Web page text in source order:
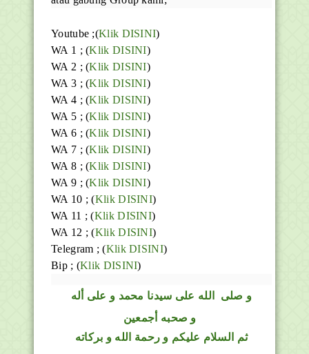
Youtube ;(Klik DISINI)
WA 1 ; (Klik DISINI)
WA 2 ; (Klik DISINI)
WA 3 ; (Klik DISINI)
WA 4 ; (Klik DISINI)
WA 5 ; (Klik DISINI)
WA 6 ; (Klik DISINI)
WA 7 ; (Klik DISINI)
WA 8 ; (Klik DISINI)
WA 9 ; (Klik DISINI)
WA 10 ; (Klik DISINI)
WA 11 ; (Klik DISINI)
WA 12 ; (Klik DISINI)
Telegram ;(Klik DISINI)
Bip ; (Klik DISINI)
و صلى الله على سيدنا محمد و على أله
و صحبه أجمعين
ثم السلام عليكم و رحمة الله و بركاته